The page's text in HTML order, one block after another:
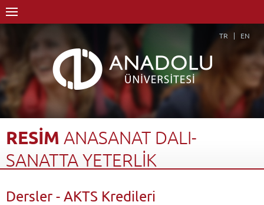
TR EN
RESİM ANASANAT DALI-
SANATTAYETERLİK
Resim Anasanat Dalı
Resim Anasanat Dalı-Sanatta Yeterlik
Dersler - AKTS Kredileri